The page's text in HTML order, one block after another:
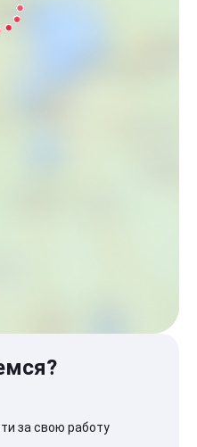
за свою работу